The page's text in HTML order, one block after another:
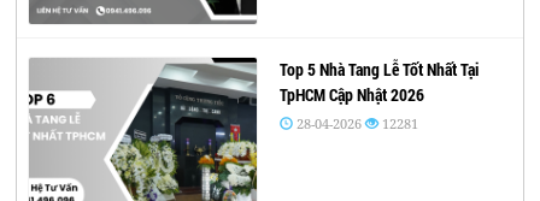
Top 5 Nhà Tang Lễ Tốt Nhất Tại
TpHCM Cập Nhật 2026
28-04-2026 12281